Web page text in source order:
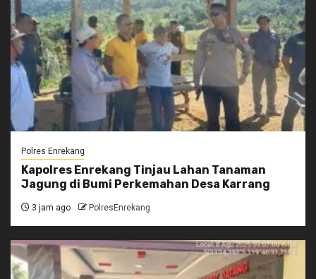
Polres Enrekang
Kapolres Enrekang Tinjau Lahan Tanaman
Jagung di Bumi Perkemahan Desa Karrang
3 jam ago PolresEnrekang